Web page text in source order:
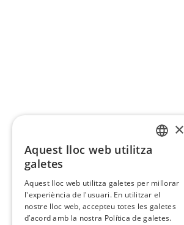
×
Aquest lloc web utilitza
galetes
Aquest lloc web utilitza galetes per millorar
l'experiència de l'usuari. En utilitzar el
nostre lloc web, accepteu totes les galetes
d’acord amb la nostra Política de galetes.